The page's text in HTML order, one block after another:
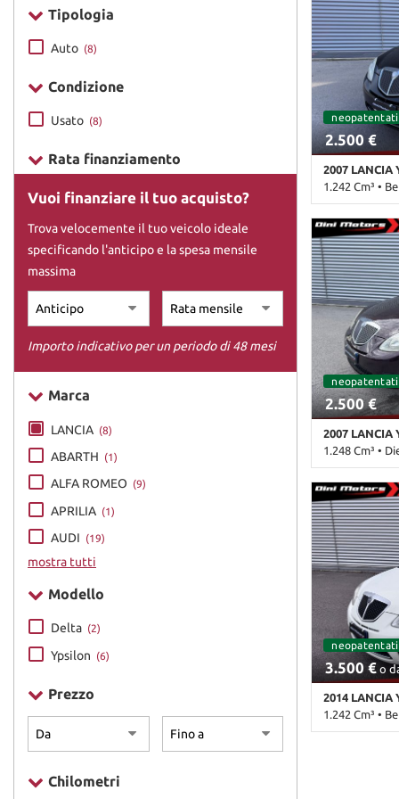
DICONO DI NOI
CONTATTI
Tipologia
Auto (8)
Condizione
Usato (8)
Rata finanziamento
Vuoi finanziare il tuo acquisto?
Trova velocemente il tuo veicolo ideale
specificando l'anticipo e la spesa mensile
massima
Importo indicativo per un periodo di 48 mesi
Marca
LANCIA (8)
ABARTH (1)
ALFA ROMEO (9)
APRILIA (1)
AUDI (19)
mostra tutti
Modello
Delta (2)
Ypsilon (6)
Prezzo
Chilometri
neopatentati
2.500 €
2007 LANCIA
1.242 Cm³ •
260.000 Km •
metallizzato •
laterali •
Autoradio •
Cerchioni in
bagagliaio •
Servosterzo
multifunzione
neopatentati
neopatentati
2.500 €
2007 LANCIA
1.248 Cm³ •
238.000 Km •
metallizzato •
Passeggero •
Servosterzo
neopatentati
3.500 € o
2014 LANCIA
1.242 Cm³ •